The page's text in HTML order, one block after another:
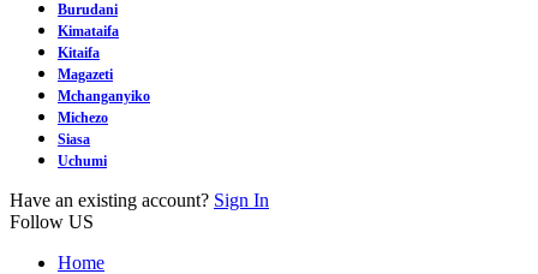
Burudani
Kimataifa
Kitaifa
Magazeti
Mchanganyiko
Michezo
Siasa
Uchumi
Have an existing account? Sign In
Follow US
Home